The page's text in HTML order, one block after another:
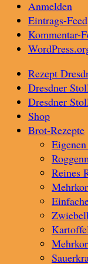
Anmelden
Eintrags-Feed
Kommentar-
Rezept
Dresdner
Dresdner
Shop
Brot-Rezepte
Reines